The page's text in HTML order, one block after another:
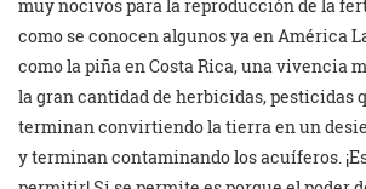
muy nocivos para la reproducción de la
como se conocen algunos ya en América
como la piña en Costa Rica, una vivencia
la gran cantidad de herbicidas, pesticidas
terminan convirtiendo la tierra en un
y terminan contaminando los acuíferos.